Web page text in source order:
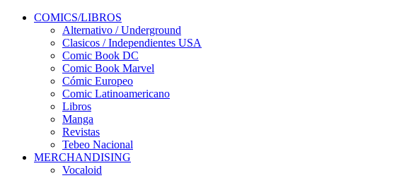
COMICS/LIBROS
Alternativo / Underground
Clasicos / Independientes USA
Comic Book DC
Comic Book Marvel
Cómic Europeo
Comic Latinoamericano
Libros
Manga
Revistas
Tebeo Nacional
MERCHANDISING
Vocaloid